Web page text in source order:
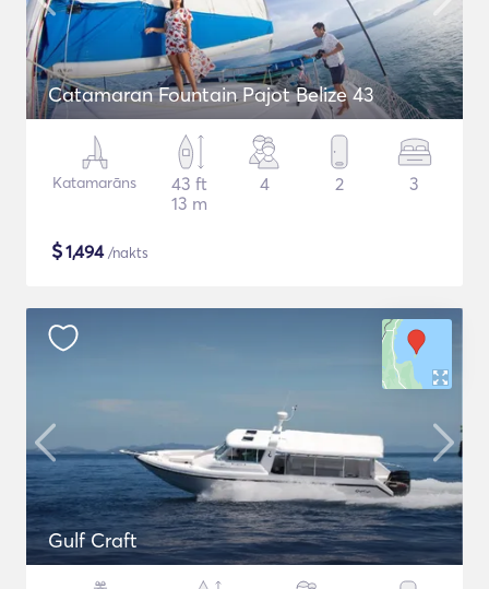
Catamaran Fountain Pajot Belize 43
Katamarāns
43 ft
13 m
4 2 3
$1,494/nakts
Gulf Craft